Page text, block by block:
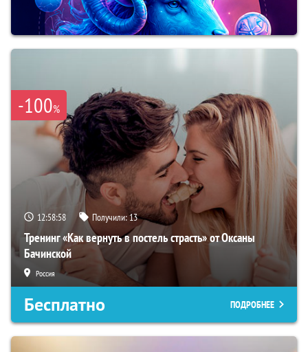
-100%
12:58:57 Получили:13
Тренинг «Как вернуть в постель страсть» от Оксаны
Бачинской
Россия
Бесплатно ПОДРОБНЕЕ